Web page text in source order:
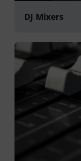
DJ Mixers